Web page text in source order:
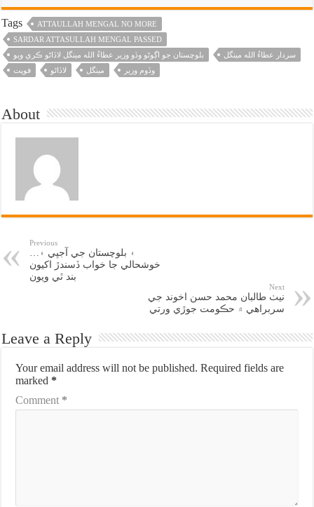
Tags
ATTAULLAH MENGAL NO MORE
SARDAR ATTASULLAH MENGAL PASSED
بلوچستان جو اڳوڻو وڏو وزير عطاءُ الله مينگل لاڏاڻو ڪري ويو
سردار عطاءُ الله مينگل
فوپت
لاڏاڻو مينگل وڏوم وزير
About
Previous
…۽ بلوچستان جي آجپي ۽
خوشحالي جا خواب ڏسندڙ اکيون
بند ٿي ويون
Next
نيٺ طالبان محمد حسن اخوند جي
سربراهي ۾ حڪومت جوڙي ورتي
Leave a Reply
Your email address will not be published. Required fields are
marked *
Comment *